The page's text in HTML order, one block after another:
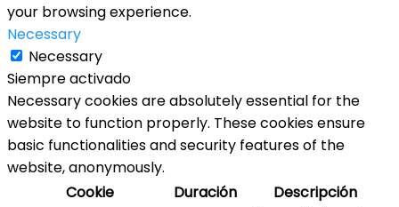
your browsing experience.
Necessary
Necessary
Siempre activado
Necessary cookies are absolutely essential for the
website to function properly. These cookies ensure
basic functionalities and security features of the
website, anonymously.
Cookie
Duración Descripción